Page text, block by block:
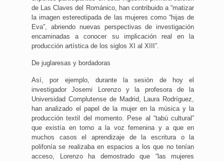
de Las Claves del Románico, han contribuido a “matizar
la imagen estereotipada de las mujeres como “hijas de
Eva”, abriendo nuevas perspectivas de investigación
encaminadas a conocer su implicación real en la
producción artística de los siglos XI al XIII”.
De juglaresas y bordadoras
Así, por ejemplo, durante la sesión de hoy el
investigador Josemi Lorenzo y la profesora de la
Universidad Complutense de Madrid, Laura Rodríguez,
han analizado el papel de la mujer en la música y la
producción textil del momento. Pese al “tabú cultural”
que existía en torno a la voz femenina y a que en
muchos casos el aprendizaje de la escritura o la
polifonía se realizaba en espacios a los que no tenían
acceso, Lorenzo ha demostrado que “las mujeres